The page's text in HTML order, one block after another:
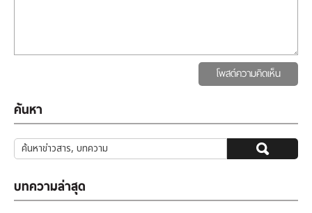
โพสต์ความคิดเห็น
ค้นหา
บทความล่าสุด